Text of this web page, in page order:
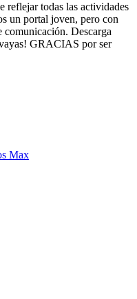
reflejar todas las actividades
un portal joven, pero con
comunicación. Descarga
GRACIAS por ser
Max